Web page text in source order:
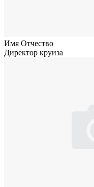
Имя Отчество
Директор круиза